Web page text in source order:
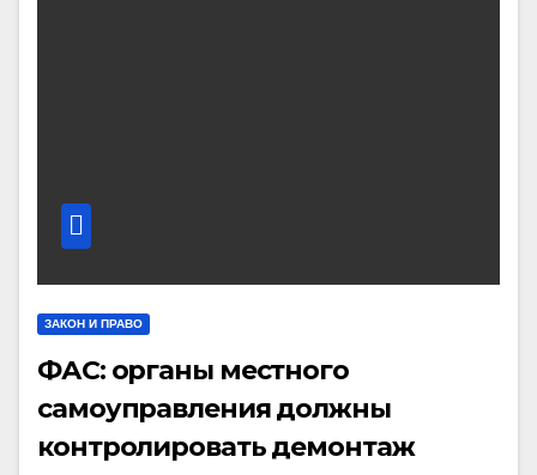
ЗАКОН И ПРАВО
ФАС: органы местного
самоуправления должны
контролировать демонтаж